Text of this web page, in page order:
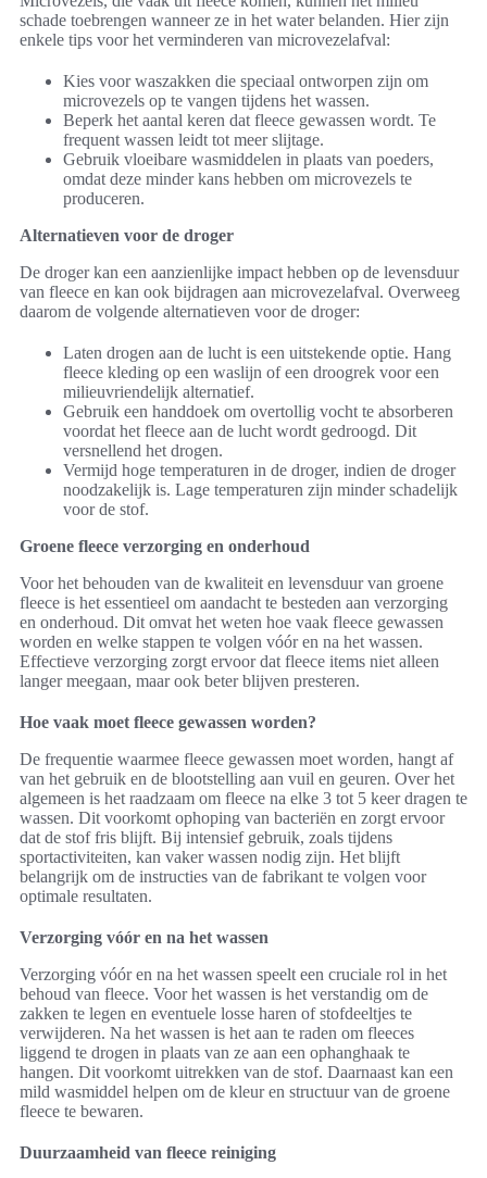
schade toebrengen wanneer ze in het water belanden. Hier zijn
enkele tips voor het verminderen van microvezelafval:
Kies voor waszakken die speciaal ontworpen zijn om
microvezels op te vangen tijdens het wassen.
Beperk het aantal keren dat fleece gewassen wordt. Te
frequent wassen leidt tot meer slijtage.
Gebruik vloeibare wasmiddelen in plaats van poeders,
omdat deze minder kans hebben om microvezels te
produceren.
Alternatieven voor de droger
De droger kan een aanzienlijke impact hebben op de levensduur
van fleece en kan ook bijdragen aan microvezelafval. Overweeg
daarom de volgende alternatieven voor de droger:
Laten drogen aan de lucht is een uitstekende optie. Hang
fleece kleding op een waslijn of een droogrek voor een
milieuvriendelijk alternatief.
Gebruik een handdoek om overtollig vocht te absorberen
voordat het fleece aan de lucht wordt gedroogd. Dit
versnellend het drogen.
Vermijd hoge temperaturen in de droger, indien de droger
noodzakelijk is. Lage temperaturen zijn minder schadelijk
voor de stof.
Groene fleece verzorging en onderhoud
Voor het behouden van de kwaliteit en levensduur van groene
fleece is het essentieel om aandacht te besteden aan verzorging
en onderhoud. Dit omvat het weten hoe vaak fleece gewassen
worden en welke stappen te volgen vóór en na het wassen.
Effectieve verzorging zorgt ervoor dat fleece items niet alleen
langer meegaan, maar ook beter blijven presteren.
Hoe vaak moet fleece gewassen worden?
De frequentie waarmee fleece gewassen moet worden, hangt af
van het gebruik en de blootstelling aan vuil en geuren. Over het
algemeen is het raadzaam om fleece na elke 3 tot 5 keer dragen te
wassen. Dit voorkomt ophoping van bacteriën en zorgt ervoor
dat de stof fris blijft. Bij intensief gebruik, zoals tijdens
sportactiviteiten, kan vaker wassen nodig zijn. Het blijft
belangrijk om de instructies van de fabrikant te volgen voor
optimale resultaten.
Verzorging vóór en na het wassen
Verzorging vóór en na het wassen speelt een cruciale rol in het
behoud van fleece. Voor het wassen is het verstandig om de
zakken te legen en eventuele losse haren of stofdeeltjes te
verwijderen. Na het wassen is het aan te raden om fleeces
liggend te drogen in plaats van ze aan een ophanghaak te
hangen. Dit voorkomt uitrekken van de stof. Daarnaast kan een
mild wasmiddel helpen om de kleur en structuur van de groene
fleece te bewaren.
Duurzaamheid van fleece reiniging